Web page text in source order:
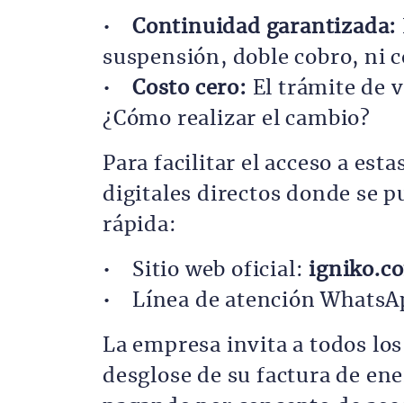
• Continuidad garantizada:
suspensión, doble cobro, ni
•
Costo cero:
El trámite de
¿Cómo realizar el cambio?
Para facilitar el acceso a
digitales directos donde se
rápida:
• Sitio web oficial:
• Línea de atención
La empresa invita a todos
desglose de su factura de